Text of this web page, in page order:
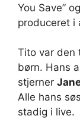
You Save”
produceret i
Tito var den
børn. Hans
stjerner
Alle hans
stadig i live.